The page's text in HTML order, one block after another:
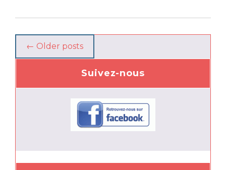
Post
navigation
← Older posts
Suivez-nous